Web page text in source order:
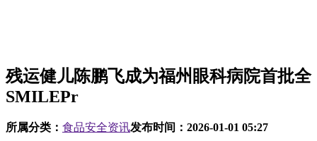
残运健儿陈鹏飞成为福州眼科病院首批全
SMILEPr
所属分类： 食品安全资讯发布时间： 2026-01-01 05:27